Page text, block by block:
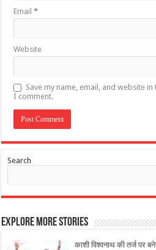
Email*
Website
Save my name, email, and website
I comment.
Search
Explore More Stories
काशी विश्वनाथ की तर्ज पर